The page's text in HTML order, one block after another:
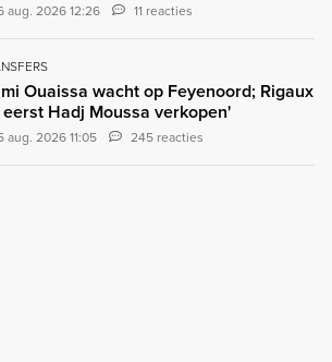
aug. 2026 12:26 11 reacties
Ouaissa wacht op Feyenoord; Rigaux
Hadj Moussa verkopen'
aug. 2026 11:05 245 reacties